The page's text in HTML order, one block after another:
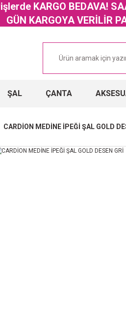
KARGO BEDAVA!
GÜN KARGOYA VERİLİR
ŞAL ÇANTA
CARDİON MEDİNE İPEĞİ ŞAL GOLD